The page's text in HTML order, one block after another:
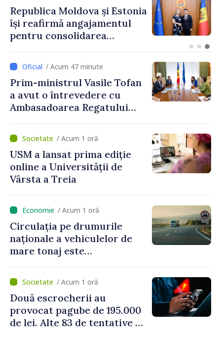
Poliția îndeamnă șoferii să
respecte regulile de
circulație în contextul
perioada concediilor
/ Acum 47 minute
Prim-ministrul Vasile Tofan
a avut o întrevedere cu
Ambasadoarea Regatului
Irlandei de Nord, Fern
Horine
/ Acum 1 oră
USM a lansat prima ediție
online a Universității de
Vârsta a Treia
/ Acum 1 oră
Circulația pe drumurile
naționale a vehiculelor de
mare tonaj este
caniculă
/ Acum 1 oră
Două escrocherii au
provocat pagube de 195.000
de lei. Alte 83 de tentative au